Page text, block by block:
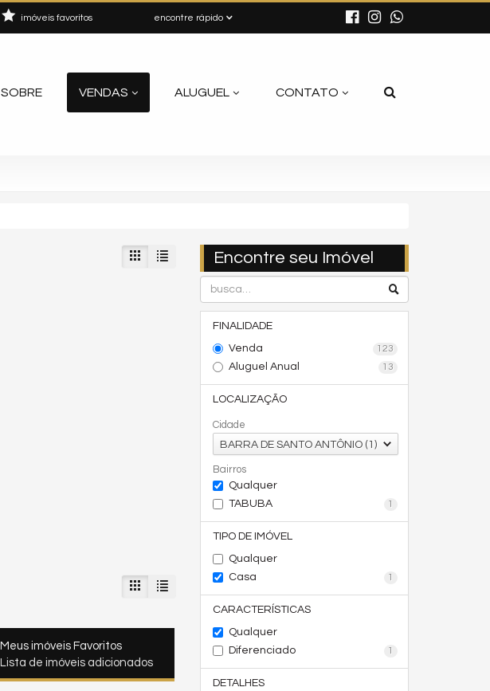
encontre rápido
imóveis favoritos
SOBRE VENDAS ALUGUEL CONTATO
Encontre seu Imóvel
FINALIDADE
Venda
123
Aluguel Anual 13
LOCALIZAÇÃO
Cidade
BARRA DE SANTO ANTÔNIO (1)
Bairros
Qualquer
TABUBA
1
TIPO DE IMÓVEL
Qualquer
Casa
1
CARACTERÍSTICAS
Qualquer
Diferenciado
1
DETALHES
Meus imóveis Favoritos
Lista de imóveis adicionados